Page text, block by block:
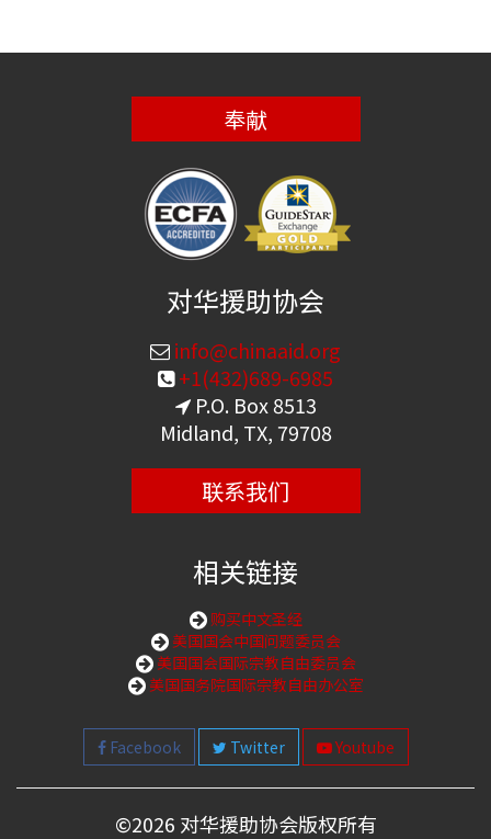
奉献
对华援助协会
info@chinaaid.org
+1(432)689-6985
P.O. Box 8513
Midland, TX, 79708
联系我们
相关链接
购买中文圣经
美国国会中国问题委员会
美国国会国际宗教自由委员会
美国国务院国际宗教自由办公室
Facebook Twitter Youtube
©2026 对华援助协会版权所有